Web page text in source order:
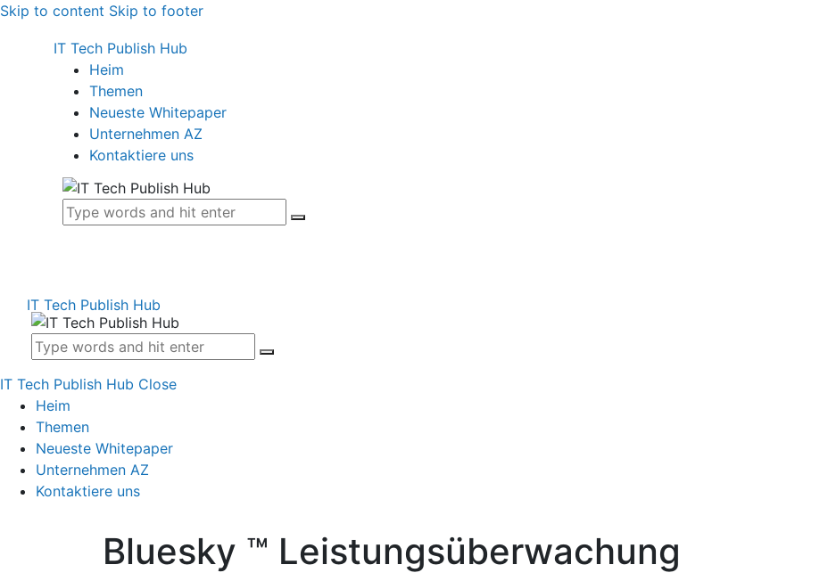
Skip to content Skip to footer
IT Tech Publish Hub
Heim
Themen
Neueste Whitepaper
Unternehmen AZ
Kontaktiere uns
IT Tech Publish Hub
IT Tech Publish Hub Close
Heim
Themen
Neueste Whitepaper
Unternehmen AZ
Kontaktiere uns
Bluesky ™ Leistungsüberwachung